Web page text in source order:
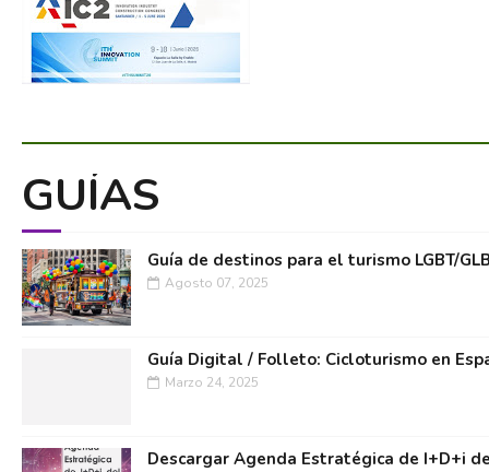
GUÍAS
Guía de destinos para el turismo LGBT/
Agosto 07, 2025
Guía Digital / Folleto: Cicloturismo en
Marzo 24, 2025
Descargar Agenda Estratégica de I+D+i